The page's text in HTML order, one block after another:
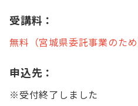
受講料：
無料（宮城県委託事業のため
申込先：
※受付終了しました